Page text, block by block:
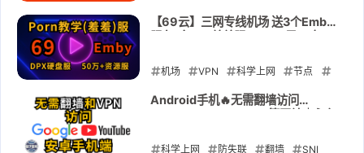
订阅 防失联 翻墙 乌龟加速
【69云】三网专线机场 送3个Emby
史上最强 最专业的备用防失联机场!
机场 VPN 科学上网 节点
订阅 防失联 69yun 69yun69
2025-09-26
Android手机🔥无需翻墙访问
墙黑科技！
科学上网 防失联 翻墙 SNI